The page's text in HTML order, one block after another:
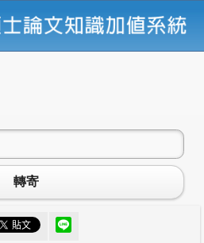
轉寄